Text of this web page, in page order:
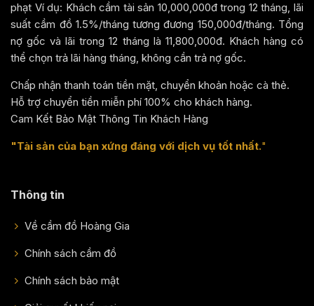
phạt Ví dụ: Khách cầm tài sản 10,000,000đ trong 12 tháng, lãi
suất cầm đồ 1.5%/tháng tương đương 150,000đ/tháng. Tổng
nợ gốc và lãi trong 12 tháng là 11,800,000đ. Khách hàng có
thể chọn trả lãi hàng tháng, không cần trả nợ gốc.
Chấp nhận thanh toán tiền mặt, chuyển khoản hoặc cà thẻ.
Hỗ trợ chuyển tiền miễn phí 100% cho khách hàng.
Cam Kết Bảo Mật Thông Tin Khách Hàng
"Tài sản của bạn xứng đáng với dịch vụ tốt nhất."
Thông tin
Về cầm đồ Hoàng Gia
Chính sách cầm đồ
Chính sách bảo mật